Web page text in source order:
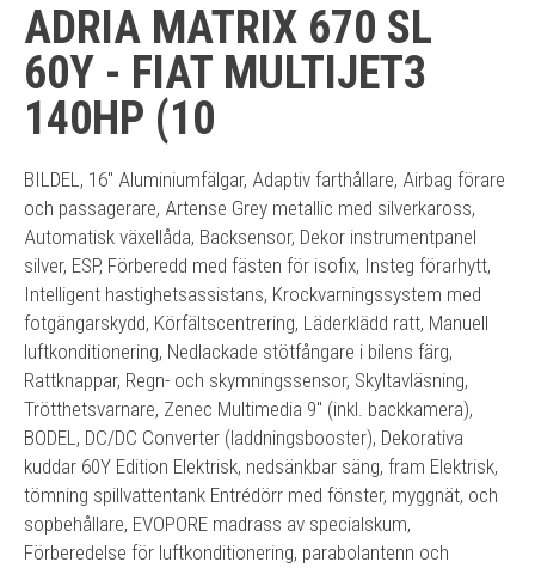
ADRIA MATRIX 670 SL
60Y - FIAT MULTIJET3
140HP (10
BILDEL, 16" Aluminiumfälgar, Adaptiv farthållare, Airbag förare
och passagerare, Artense Grey metallic med silverkaross,
Automatisk växellåda, Backsensor, Dekor instrumentpanel
silver, ESP, Förberedd med fästen för isofix, Insteg förarhytt,
Intelligent hastighetsassistans, Krockvarningssystem med
fotgängarskydd, Körfältscentrering, Läderklädd ratt, Manuell
luftkonditionering, Nedlackade stötfångare i bilens färg,
Rattknappar, Regn- och skymningssensor, Skyltavläsning,
Trötthetsvarnare, Zenec Multimedia 9" (inkl. backkamera),
BODEL, DC/DC Converter (laddningsbooster), Dekorativa
kuddar 60Y Edition Elektrisk, nedsänkbar säng, fram Elektrisk,
tömning spillvattentank Entrédörr med fönster, myggnät, och
sopbehållare, EVOPORE madrass av specialskum,
Förberedelse för luftkonditionering, parabolantenn och